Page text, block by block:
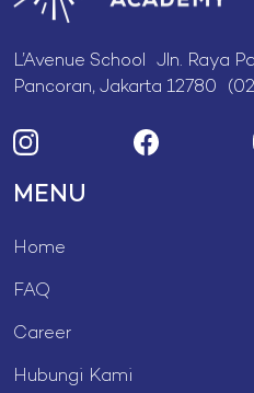
L’Avenue School Jln. Raya
Pancoran, Jakarta 12780
MENU
Home
FAQ
Career
Hubungi Kami